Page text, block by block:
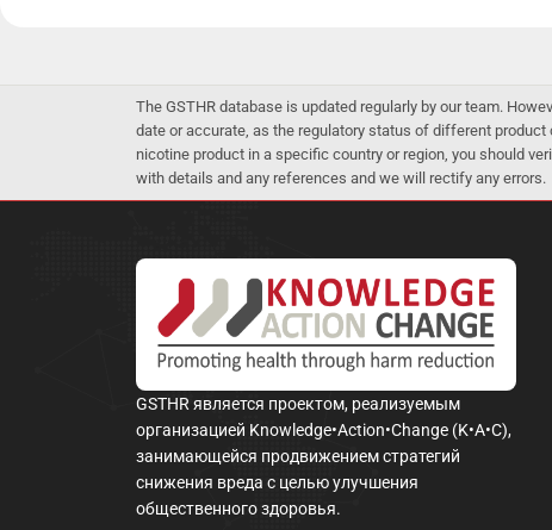
The GSTHR database is updated regularly by our team.
date or accurate, as the regulatory status of different
nicotine product in a specific country or region, you should
with details and any references and we will rectify any errors.
GSTHR является проектом, реализуемым
организацией Knowledge•Action•Change (K•A•C),
занимающейся продвижением стратегий
снижения вреда с целью улучшения
общественного здоровья.